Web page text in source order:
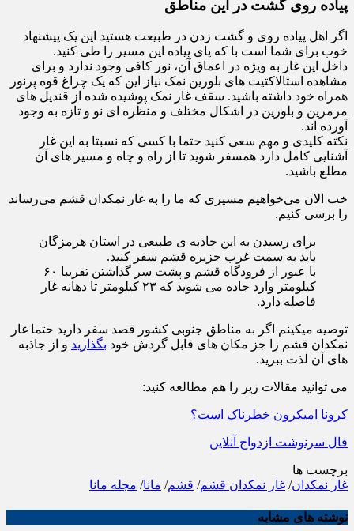
پیاده روی گشت در این مناطق
اگر اهل پیاده روی و گشت زدن در طبیعت هستید این یک پیشنهاد
خوب برای شما است با که پای پیاده این مسیر را طی کنید.
داخل این غار به ویژه در اعماق آن، نور کافی وجود ندارد و برای
مشاهده استالاکتیت های بلورین نمک نیاز این که یک چراغ قوه پرنور
همراه خود داشته باشید. سقف غار نمک پوشیده شده از قندیل های
مرمرین و بلورین در اشکال مختلف و منظره ای نو و تازه به وجود
آورده اند.
نکته کلیدی و مهم سعی کنید حتما با کسی که نسبتا به این غار
آشنایی کامل دارد همسفر شوید تا از راه و چاه و مسیر های آن
مطلع باشید.
خب الان می‌خواهیم مسیری که ما را به غار نمکدان قشم می‌رساند
را برسی کنیم.
برای رسیدن به این جاذبه ی طبیعی در استان هرمزگان
باید به سمت غرب جزیره قشم سفر کنید.
با عبور از فرودگاه قشم و پشت سر گذاشتن تقریبا ۶۰
کیلومتر وارد جاده می شوید که ۲۳ کیلومتر تا دهانه غار
فاصله دارد.
توصیه میکینم اگر به مناطق جنوبی کشور قصد سفر دارید حتما غار
نمکدان قشم را جز مکان های قابل گردش خود بگذارید و از جاذبه
های آن لذت ببرید.
می توانید مقالات زیر را هم مطالعه کنید:
کرونا امیکرون خطرناک است؟
فال سرنوشت ازدواج آنلاین
برچسب ها
غار نمکدان/ غار نمکدان قشم/ قشم/ مانا/ مجله مانا
نوشته های مشابه